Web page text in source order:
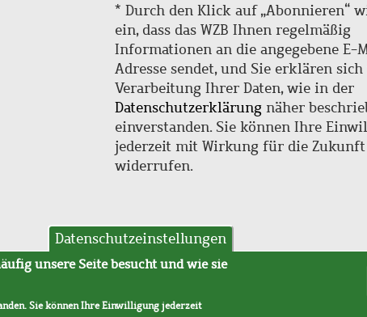
* Durch den Klick auf „Abonnieren“
ein, dass das WZB Ihnen regelmäßig
Informationen an die angegebene E-
Adresse sendet, und Sie erklären
Verarbeitung Ihrer Daten, wie in der
Datenschutzerklärung näher
einverstanden. Sie können Ihre
jederzeit mit Wirkung für die Zukunft
widerrufen.
Datenschutzeinstellungen
unsere Seite besucht und wie sie
Sie können Ihre Einwilligung jederzeit